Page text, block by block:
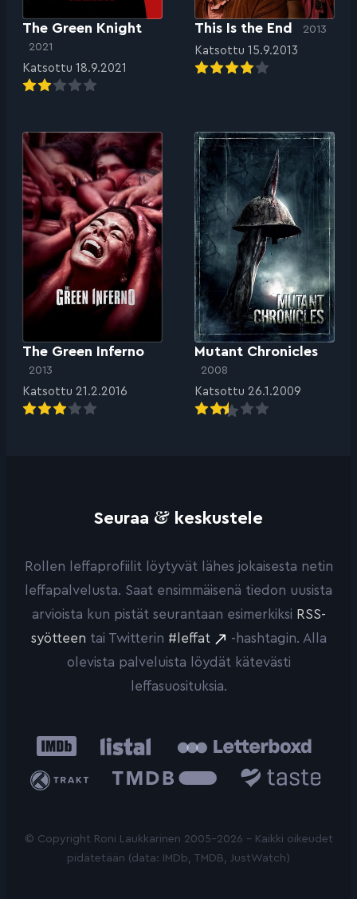
The Green Knight
2021
Katsottu 18.9.2021
This Is the End 2013
Katsottu 15.9.2013
The Green Inferno
2013
Katsottu 21.2.2016
Mutant Chronicles
2008
Katsottu 26.1.2009
Seuraa & keskustele
Rollen leffaprofiilit löytyvät lähes jokaisesta netin
leffapalvelusta. Saat ensimmäisenä tiedon uusista
arvioista kun pistät seurantaan esimerkiksi RSS-
syötteen tai Twitterin #leffat
-hashtagin. Alla
olevista palveluista löydät kätevästi
leffasuosituksia.
IMDb Listal
Trakt
Database
© Copyright Roni Laukkarinen 2005-2026 - Kaikki oikeudet
pidätetään (data: IMDb, TMDB, JustWatch)